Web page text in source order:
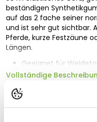
beständigen
auf das 2 fache seiner
und ist sehr gut sichtbar.
Pferde, kurze Festzäune
Längen.
Geeignet für
UV-beständige
Elastizität
Vier Edelstahl-Litzen
Vollständige
Technische